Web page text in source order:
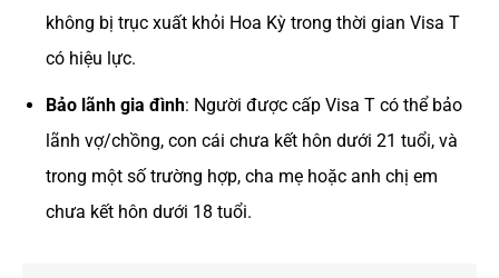
không bị trục xuất khỏi Hoa Kỳ trong thời gian Visa T
có hiệu lực.
Bảo lãnh gia đình: Người được cấp Visa T có thể bảo
lãnh vợ/chồng, con cái chưa kết hôn dưới 21 tuổi, và
trong một số trường hợp, cha mẹ hoặc anh chị em
chưa kết hôn dưới 18 tuổi.